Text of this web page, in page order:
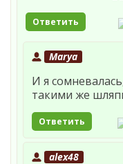
Ответить
Marya
И я
такими же
Ответить
alex48